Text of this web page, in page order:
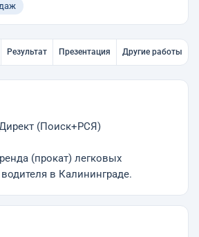
Результат Презентация Другие работы
(Поиск+РСЯ)
(прокат) легковых
в Калининграде.